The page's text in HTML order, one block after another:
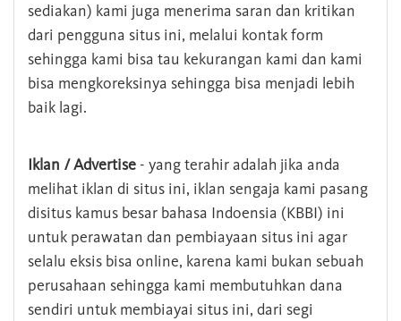
sediakan) kami juga menerima saran dan kritikan
dari pengguna situs ini, melalui kontak form
sehingga kami bisa tau kekurangan kami dan kami
bisa mengkoreksinya sehingga bisa menjadi lebih
baik lagi.
Iklan / Advertise - yang terahir adalah jika anda
melihat iklan di situs ini, iklan sengaja kami pasang
disitus kamus besar bahasa Indoensia (KBBI) ini
untuk perawatan dan pembiayaan situs ini agar
selalu eksis bisa online, karena kami bukan sebuah
perusahaan sehingga kami membutuhkan dana
sendiri untuk membiayai situs ini, dari segi